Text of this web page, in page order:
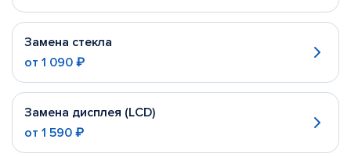
Замена стекла
от 1 090 ₽
Замена дисплея (LCD)
от 1 590 ₽